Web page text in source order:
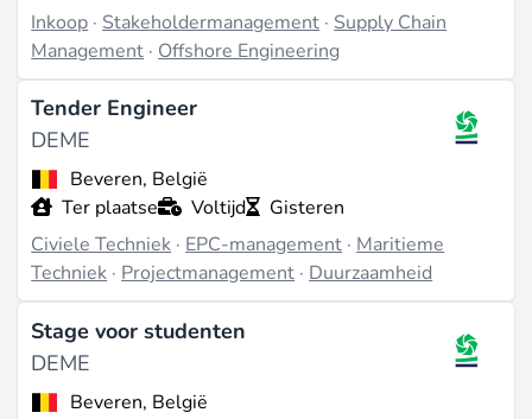
Inkoop · Stakeholdermanagement · Supply Chain
Management · Offshore Engineering
Tender Engineer
DEME
Beveren, België
Ter plaatse
Voltijd
Gisteren
Civiele Techniek · EPC-management · Maritieme
Techniek · Projectmanagement · Duurzaamheid
Stage voor studenten
DEME
Beveren, België